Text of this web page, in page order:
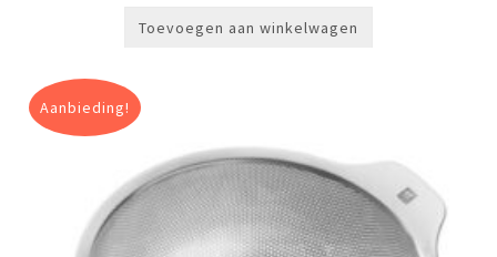
Toevoegen aan winkelwagen
Aanbieding!